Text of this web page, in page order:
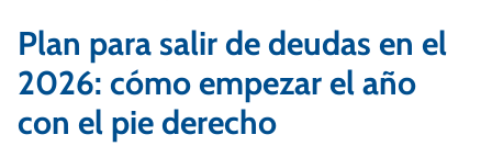
Plan para salir de deudas en el
2026: cómo empezar el año
con el pie derecho